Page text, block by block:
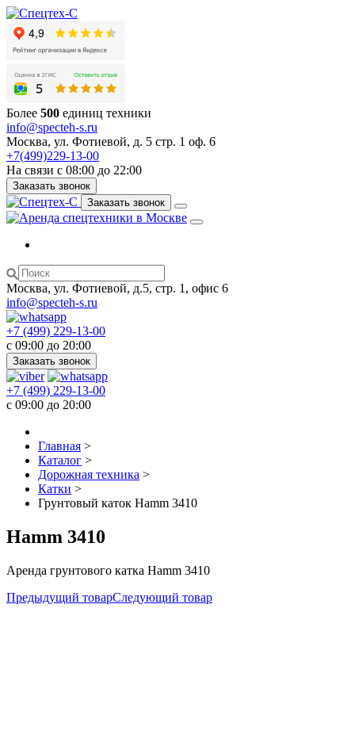
Более 500 единиц техники
info@specteh-s.ru
Москва, ул. Фотиевой, д. 5 стр. 1 оф. 6
+7(499)229-13-00
На связи с 08:00 до 22:00
Заказать звонок
Заказать звонок
Москва, ул. Фотиевой, д.5, стр. 1, офис 6
info@specteh-s.ru
+7 (499) 229-13-00
c 09:00 до 20:00
Заказать звонок
+7 (499) 229-13-00
c 09:00 до 20:00
Главная >
Каталог >
Дорожная техника >
Катки >
Грунтовый каток Hamm 3410
Hamm 3410
Аренда грунтового катка Hamm 3410
Предыдущий товарСледующий товар